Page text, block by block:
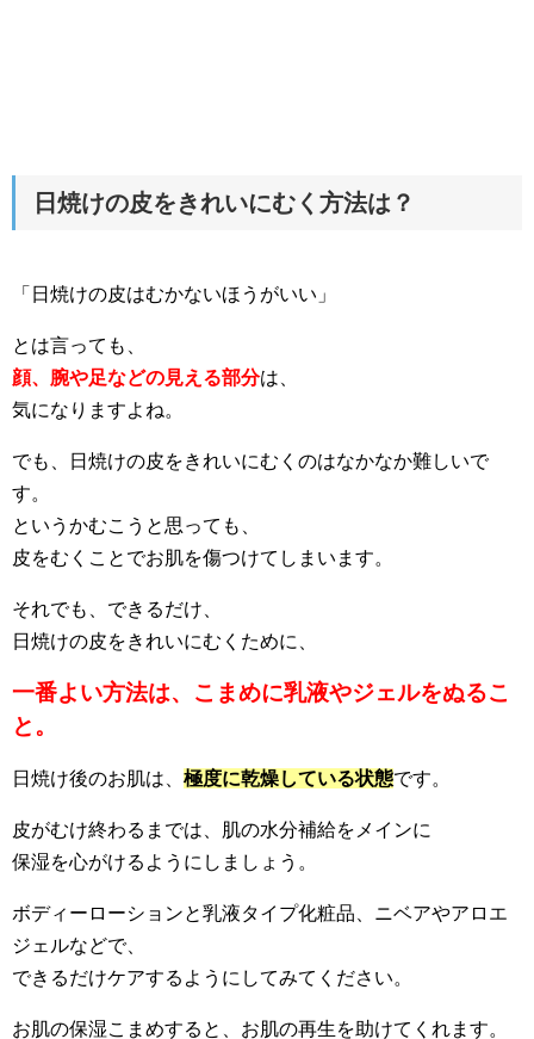
日焼けの皮をきれいにむく方法は？
「日焼けの皮はむかないほうがいい」
とは言っても、
顔、腕や足などの見える部分は、
気になりますよね。
でも、日焼けの皮をきれいにむくのはなかなか難しいで
す。
というかむこうと思っても、
皮をむくことでお肌を傷つけてしまいます。
それでも、できるだけ、
日焼けの皮をきれいにむくために、
一番よい方法は、こまめに乳液やジェルをぬるこ
と。
日焼け後のお肌は、 極度に乾燥している状態です。
皮がむけ終わるまでは、肌の水分補給をメインに
保湿を心がけるようにしましょう。
ボディーローションと乳液タイプ化粧品、ニベアやアロエ
ジェルなどで、
できるだけケアするようにしてみてください。
お肌の保湿こまめすると、お肌の再生を助けてくれます。